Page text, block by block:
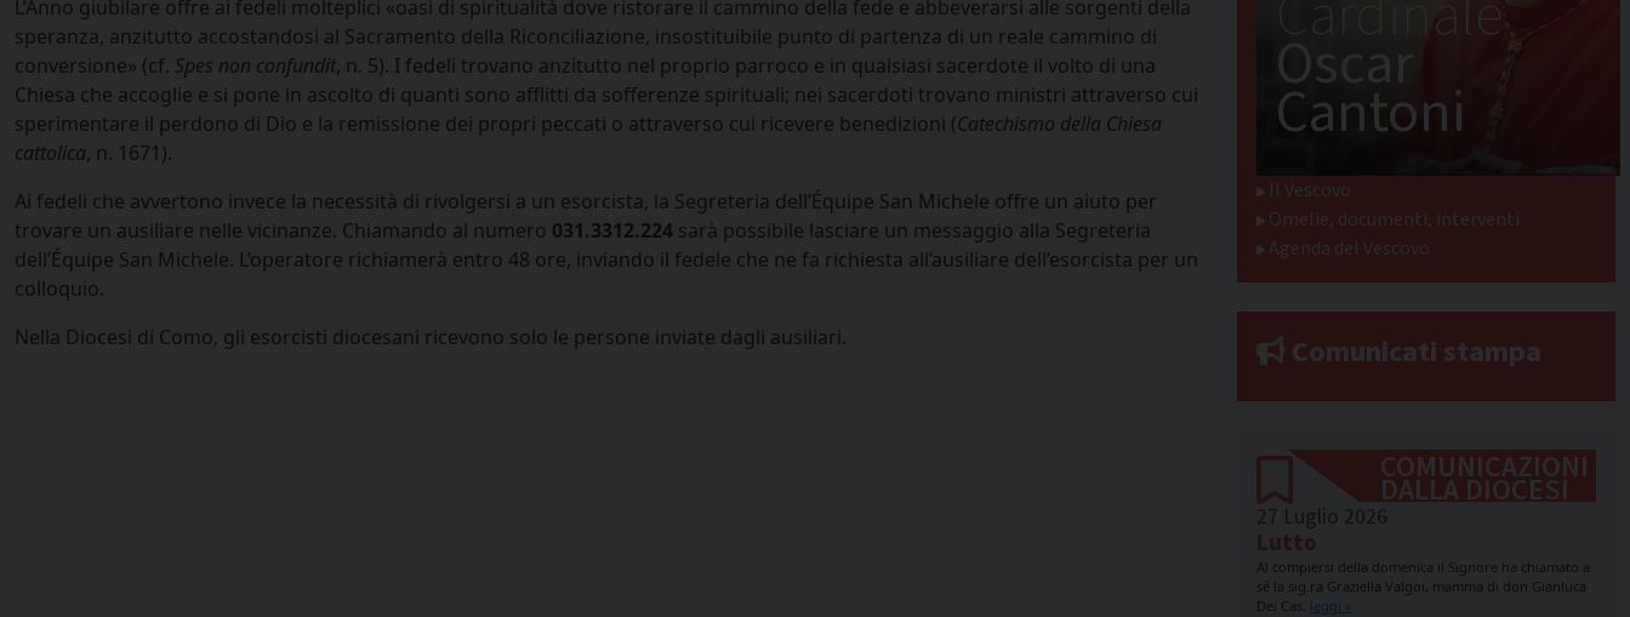
L’Anno giubilare offre ai fedeli molteplici «oasi di spiritualità dove ristorare il cammino della fede e abbeverarsi alle sorgenti della
speranza, anzitutto accostandosi al Sacramento della Riconciliazione, insostituibile punto di partenza di un reale cammino di
conversione» (cf. Spes non confundit, n. 5). I fedeli trovano anzitutto nel proprio parroco e in qualsiasi sacerdote il volto di una
Chiesa che accoglie e si pone in ascolto di quanti sono afflitti da sofferenze spirituali; nei sacerdoti trovano ministri attraverso cui
sperimentare il perdono di Dio e la remissione dei propri peccati o attraverso cui ricevere benedizioni (Catechismo della Chiesa
cattolica, n. 1671).
Ai fedeli che avvertono invece la necessità di rivolgersi a un esorcista, la Segreteria dell’Équipe San Michele offre un aiuto per
trovare un ausiliare nelle vicinanze. Chiamando al numero 031.3312.224 sarà possibile lasciare un messaggio alla Segreteria
dell’Équipe San Michele. L’operatore richiamerà entro 48 ore, inviando il fedele che ne fa richiesta all’ausiliare dell’esorcista per un
colloquio.
Nella Diocesi di Como, gli esorcisti diocesani ricevono solo le persone inviate dagli ausiliari.
Oscar
Cantoni
Il Vescovo
Omelie, documenti, interventi
Agenda del Vescovo
Comunicati stampa
COMUNICAZIONI
DALLA DIOCESI
27 Luglio 2026
Lutto
Al compiersi della domenica il Signore ha chiamato a
sé la sig.ra Graziella Valgoi, mamma di don Gianluca
Dei Cas. leggi »